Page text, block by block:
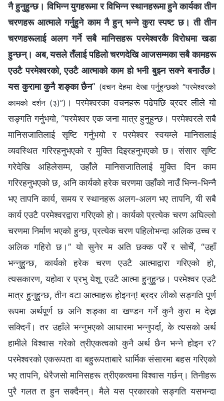
नै हुनुहुन्छ। विभिन्न युगहरूमा र विभिन्न स्थानहरूमा हुने कार्यका तीन
चरणहरू आत्माले गर्नुहुने काम नै हुन् भन्‍ने कुरा स्पष्ट छ। ती तीन
चरणहरूलाई अलग गर्ने सबै मानिसहरू परमेश्‍वरकै विरोधमा खडा
हुन्छन्। अब, यसले तँलाई पहिलो चरणदेखि आजसम्मका सबै कामहरू
एउटै परमेश्‍वरको, एउटै आत्माको काम हो भनी बुझ्न सक्ने बनाउँछ।
यस कुरामा कुनै शङ्का छैन” (वचन देहमा देखा पर्नुहुन्छको “परमेश्‍वरको
कामको दर्शन (३)”) । परमेश्‍वरका वचनहरू पढेपछि ब्रदर लीले यो
सङ्गति गर्नुभयो, “परमेश्‍वर एक जना मात्र हुनुहुन्छ। परमेश्‍वरले सबै
मानिसजातिलाई सृष्टि गर्नुभयो र परमेश्‍वर स्वयम्ले मानिसलाई
व्यवस्थित गरिरहनुभएको र मुक्ति दिइरहनुभएको छ। संसार सृष्टि
गरेदेखि अहिलेसम्म, उहाँले मानिसजातिलाई मुक्ति दिन काम
गरिरहनुभएको छ, अनि कार्यको हरेक चरणमा उहाँको नाउँ भिन्न-भिन्नै
भए तापनि कार्य, समय र स्थानहरू अलग-अलग भए तापनि, यी सबै
कार्य एउटै परमेश्‍वरद्वारा गरिएको हो। कार्यको प्रत्येक चरण अघिल्‍लो
चरणमा निर्माण भएको हुन्छ, प्रत्येक चरण पहिलोभन्दा अलिक उच्च र
अलिक गहिरो छ।” यो सुनेर म अति छक्क परेँ र सोचेँ, “उहाँ
भन्नुहुन्छ, कार्यको हरेक चरण एउटै आत्माद्वारा गरिएको हो,
त्यसकारण, यहोवा र प्रभु येशू एउटै आत्मा हुनुहुन्छ। परमेश्‍वर एउटै
मात्र हुनुहुन्छ, तीन वटा आत्माहरू होइनन्! ब्रदर लीको सङ्गति पूर्ण
रूपमा अर्थपूर्ण छ अनि शङ्का वा खण्डन गर्ने कुनै कुरा म देख्न
सक्दिनँ। तर उहाँले भन्नुभएको आधारमा भन्नुपर्दा, के त्यसको अर्थ
हामीले विश्‍वास गरेको त्रीएकत्वको कुनै अर्थ छैन भन्ने होइन र?
परमेश्‍वरको एकरूपता वा बहुरूपताबारे धार्मिक संसारमा बहस गरिएको
भए तापनि, धेरैजसो मानिसहरू त्रीएकत्वमा विश्‍वास गर्छन्। तिनीहरू
पुरै गलत त हुन सक्दैनन्। मैले यस प्रकारको सङ्गति यसभन्दा